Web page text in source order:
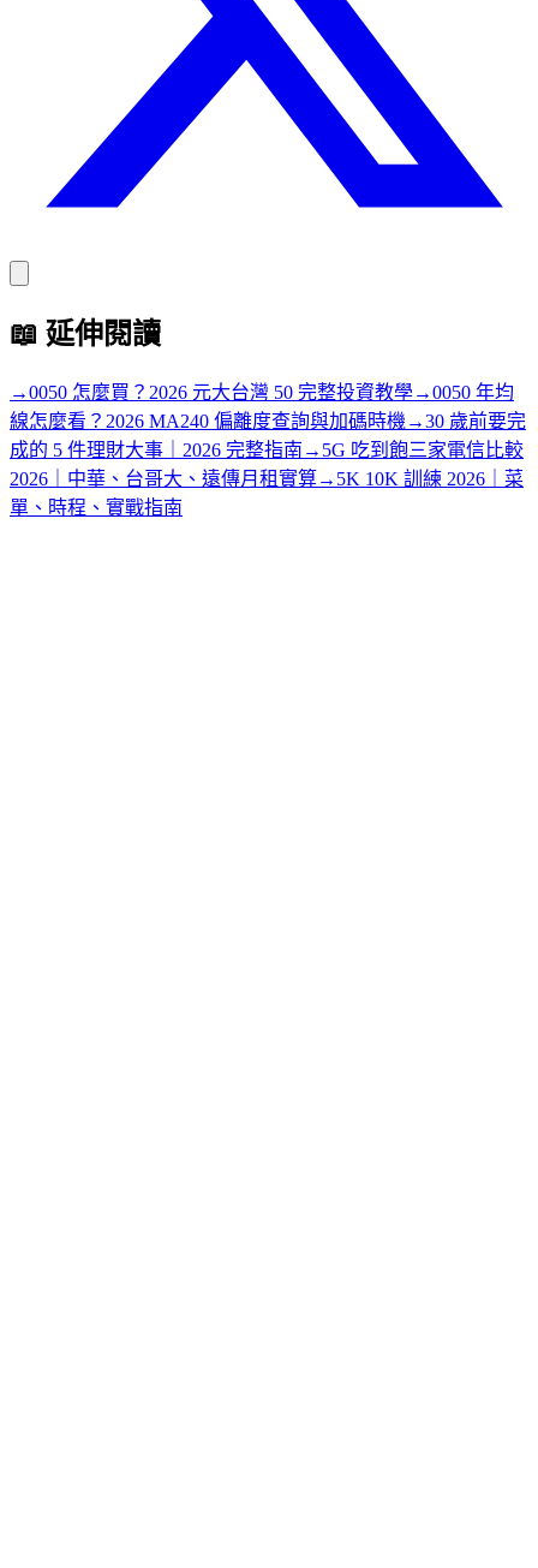
📖 延伸閱讀
→0050 怎麼買？2026 元大台灣 50 完整投資教學→0050 年均
線怎麼看？2026 MA240 偏離度查詢與加碼時機 →30 歲前要完
成的 5 件理財大事｜2026 完整指南 → 5G 吃到飽三家電信比較
2026｜中華、台哥大、遠傳月租實算→ 5K 10K 訓練 2026｜菜
單、時程、實戰指南